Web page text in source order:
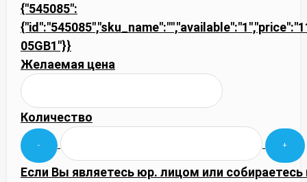
{"545085":
05GB1"}}
Желаемая цена
Количество
Если Вы являетесь юр. лицом или